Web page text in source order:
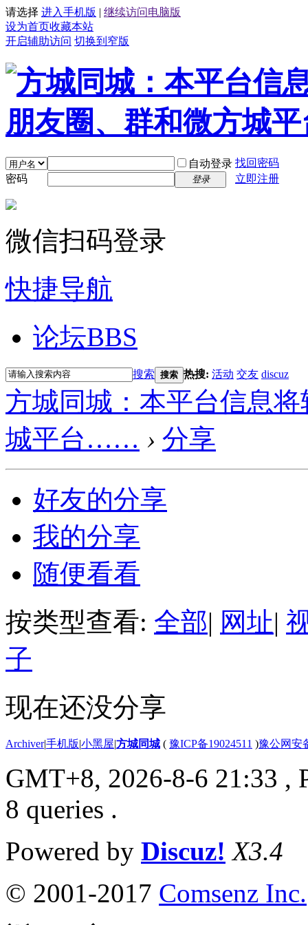
请选择 进入手机版 | 继续访问电脑版
设为首页收藏本站
开启辅助访问 切换到窄版
自动登录 找回密码
密码
登录 立即注册
微信扫码登录
快捷导航
论坛BBS
搜索 搜索 热搜: 活动 交友 discuz
方城同城：本平台信息
城平台…… › 分享
好友的分享
我的分享
随便看看
按类型查看: 全部| 网址|
子
现在还没分享
Archiver|手机版|小黑屋|方城同城 ( 豫ICP备19024511 )豫公网安
GMT+8, 2026-8-6 21:33 ,
8 queries .
Powered by Discuz! X3.4
© 2001-2017 Comsenz Inc.